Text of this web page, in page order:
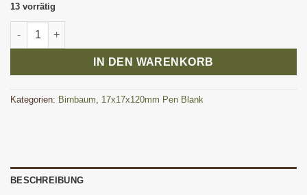
13 vorrätig
Birnbaum Pen Blank 17x17x120 mm Menge
IN DEN WARENKORB
Kategorien: Birnbaum, 17x17x120mm Pen Blank
BESCHREIBUNG